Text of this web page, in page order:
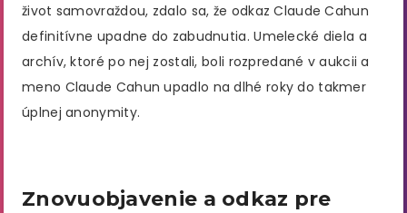
život samovraždou, zdalo sa, že odkaz Claude Cahun
definitívne upadne do zabudnutia​. Umelecké diela a
archív, ktoré po nej zostali, boli rozpredané v aukcii a
meno Claude Cahun upadlo na dlhé roky do takmer
úplnej anonymity.
Znovuobjavenie a odkaz pre